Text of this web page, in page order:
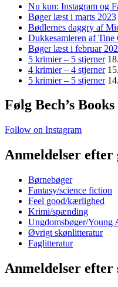
Nu kun: Instagram og
Bøger læst i marts 2023
Bødlernes daggry af
Dukkesamleren af Tine
Bøger læst i februar
5 krimier – 5 stjerner
4 krimier – 4 stjerner
5 krimier – 5 stjerner
Følg Bech’s Books
Follow on Instagram
Anmeldelser efter
Børnebøger
Fantasy/science fiction
Feel good/kærlighed
Krimi/spænding
Ungdomsbøger/Young
Øvrigt skønlitteratur
Faglitteratur
Anmeldelser